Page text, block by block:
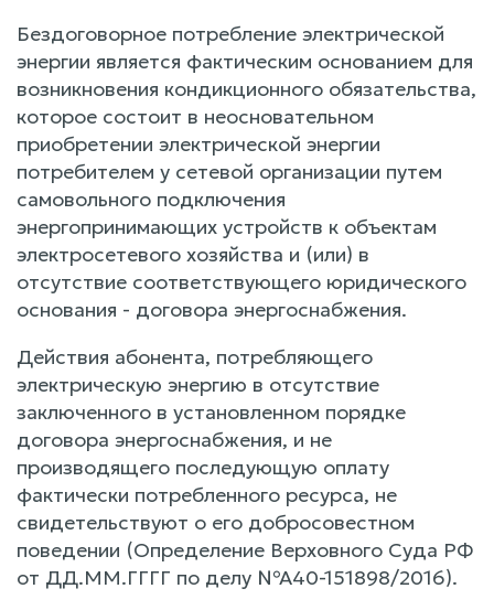
Бездоговорное потребление электрической
энергии является фактическим основанием для
возникновения кондикционного обязательства,
которое состоит в неосновательном
приобретении электрической энергии
потребителем у сетевой организации путем
самовольного подключения
энергопринимающих устройств к объектам
электросетевого хозяйства и (или) в
отсутствие соответствующего юридического
основания - договора энергоснабжения.
Действия абонента, потребляющего
электрическую энергию в отсутствие
заключенного в установленном порядке
договора энергоснабжения, и не
производящего последующую оплату
фактически потребленного ресурса, не
свидетельствуют о его добросовестном
поведении (Определение Верховного Суда РФ
от ДД.ММ.ГГГГ по делу №А40-151898/2016).